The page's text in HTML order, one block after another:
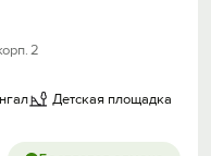
2
Детская площадка